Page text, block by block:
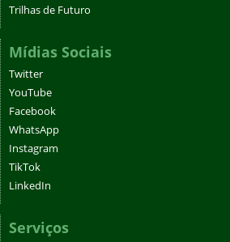
Trilhas de Futuro
Mídias Sociais
Twitter
YouTube
Facebook
WhatsApp
Instagram
TikTok
LinkedIn
Serviços